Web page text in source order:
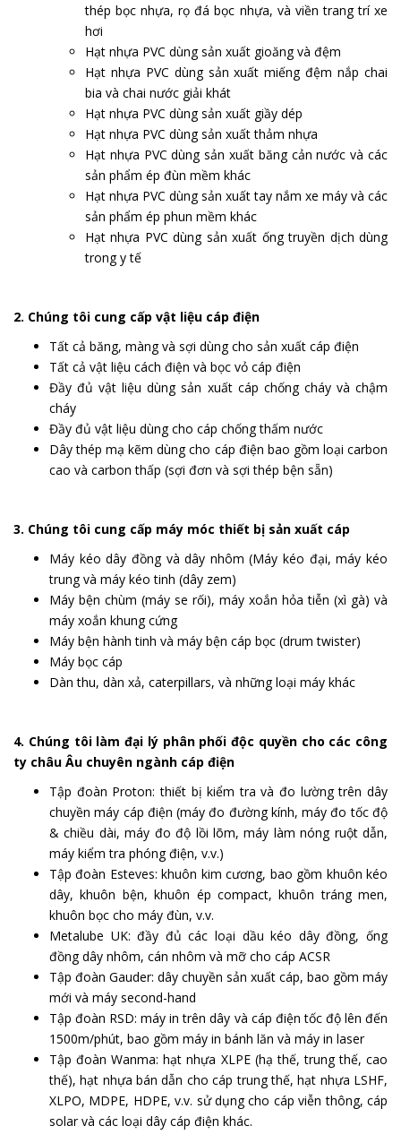
thép bọc nhựa, rọ đá bọc nhựa, và viền trang trí xe
hơi
Hạt nhựa PVC dùng sản xuất gioăng và đệm
Hạt nhựa PVC dùng sản xuất miếng đệm nắp chai
bia và chai nước giải khát
Hạt nhựa PVC dùng sản xuất giầy dép
Hạt nhựa PVC dùng sản xuất thảm nhựa
Hạt nhựa PVC dùng sản xuất băng cản nước và các
sản phẩm ép đùn mềm khác
Hạt nhựa PVC dùng sản xuất tay nắm xe máy và các
sản phẩm ép phun mềm khác
Hạt nhựa PVC dùng sản xuất ống truyền dịch dùng
trong y tế
2. Chúng tôi cung cấp vật liệu cáp điện
Tất cả băng, màng và sợi dùng cho sản xuất cáp điện
Tất cả vật liệu cách điện và bọc vỏ cáp điện
Đầy đủ vật liệu dùng sản xuất cáp chống cháy và chậm
cháy
Đầy đủ vật liệu dùng cho cáp chống thấm nước
Dây thép mạ kẽm dùng cho cáp điện bao gồm loại carbon
cao và carbon thấp (sợi đơn và sợi thép bện sẵn)
3. Chúng tôi cung cấp máy móc thiết bị sản xuất cáp
Máy kéo dây đồng và dây nhôm (Máy kéo đại, máy kéo
trung và máy kéo tinh (dây zem)
Máy bện chùm (máy se rối), máy xoắn hỏa tiễn (xì gà) và
máy xoắn khung cứng
Máy bện hành tinh và máy bện cáp bọc (drum twister)
Máy bọc cáp
Dàn thu, dàn xả, caterpillars, và những loại máy khác
4. Chúng tôi làm đại lý phân phối độc quyền cho các công
ty châu Âu chuyên ngành cáp điện
Tập đoàn Proton: thiết bị kiểm tra và đo lường trên dây
chuyền máy cáp điện (máy đo đường kính, máy đo tốc độ
& chiều dài, máy đo độ lồi lõm, máy làm nóng ruột dẫn,
máy kiểm tra phóng điện, v.v.)
Tập đoàn Esteves: khuôn kim cương, bao gồm khuôn kéo
dây, khuôn bện, khuôn ép compact, khuôn tráng men,
khuôn bọc cho máy đùn, v.v.
Metalube UK: đầy đủ các loại dầu kéo dây đồng, ống
đồng dây nhôm, cán nhôm và mỡ cho cáp ACSR
Tập đoàn Gauder: dây chuyền sản xuất cáp, bao gồm máy
mới và máy second-hand
Tập đoàn RSD: máy in trên dây và cáp điện tốc độ lên đến
1500m/phút, bao gồm máy in bánh lăn và máy in laser
Tập đoàn Wanma: hạt nhựa XLPE (hạ thế, trung thế, cao
thế), hạt nhựa bán dẫn cho cáp trung thế, hạt nhựa LSHF,
XLPO, MDPE, HDPE, v.v. sử dụng cho cáp viễn thông, cáp
solar và các loại dây cáp điện khác.